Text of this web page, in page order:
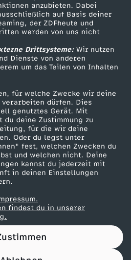
anzubieten. Dabei
auf Basis deiner
der ZDFheute und
werden von uns nicht
Drittsysteme:Wir nutzen
Dienste von anderen
um das Teilen von Inhalten
für welche Zwecke wir deine
dürfen. Dies
genutztes Gerät. Mit
deine Zustimmung zu
für die wir deine
Oder du legst unter
fest, welchen Zwecken du
und welchen nicht. Deine
kannst du jederzeit mit
in deinen Einstellungen
findest du in unserer